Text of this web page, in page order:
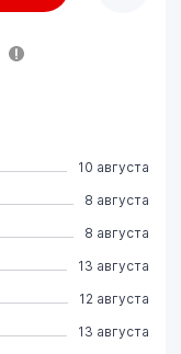
10 августа
8 августа
8 августа
13 августа
12 августа
13 августа